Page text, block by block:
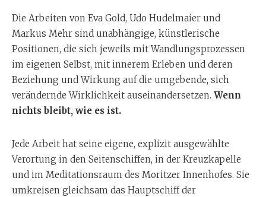
Die Arbeiten von Eva Gold, Udo Hudelmaier und
Markus Mehr sind unabhängige, künstlerische
Positionen, die sich jeweils mit Wandlungsprozessen
im eigenen Selbst, mit innerem Erleben und deren
Beziehung und Wirkung auf die umgebende, sich
verändernde Wirklichkeit auseinandersetzen. Wenn
nichts bleibt, wie es ist.
Jede Arbeit hat seine eigene, explizit ausgewählte
Verortung in den Seitenschiffen, in der Kreuzkapelle
und im Meditationsraum des Moritzer Innenhofes. Sie
umkreisen gleichsam das Hauptschiff der